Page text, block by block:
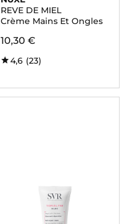
REVE DE MIEL
Crème Mains Et Ongles
10,30 €
4,6 (23)